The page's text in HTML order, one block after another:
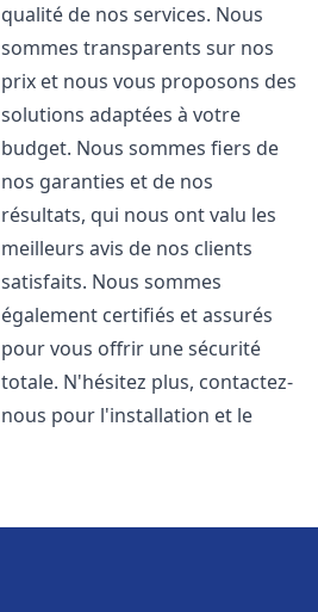
qualité de nos services. Nous
sommes transparents sur nos
prix et nous vous proposons des
solutions adaptées à votre
budget. Nous sommes fiers de
nos garanties et de nos
résultats, qui nous ont valu les
meilleurs avis de nos clients
satisfaits. Nous sommes
également certifiés et assurés
pour vous offrir une sécurité
totale. N'hésitez plus, contactez-
nous pour l'installation et le